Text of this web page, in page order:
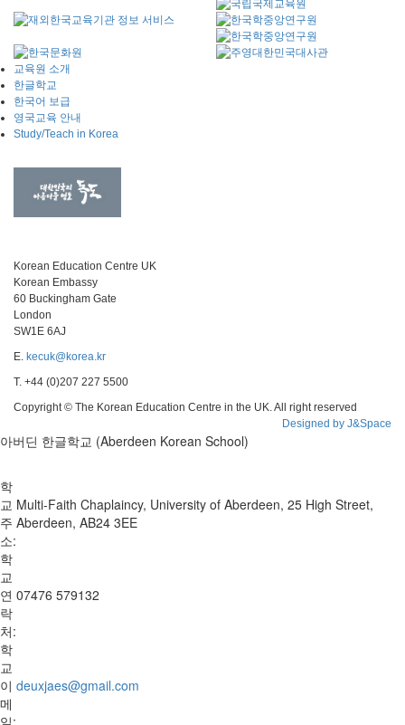
교육원 소개
한글학교
한국어 보급
영국교육 안내
Study/Teach in Korea
Korean Education Centre UK
Korean Embassy
60 Buckingham Gate
London
SW1E 6AJ
E. kecuk@korea.kr
T. +44 (0)207 227 5500
Copyright © The Korean Education Centre in the UK. All right reserved
Designed by J&Space
아버딘 한글학교 (Aberdeen Korean School)
학
교
주
소:
Multi-Faith Chaplaincy, University of Aberdeen, 25 High Street,
Aberdeen, AB24 3EE
학
교
연
락
처:
07476 579132
학
교
이
메
일:
deuxjaes@gmail.com